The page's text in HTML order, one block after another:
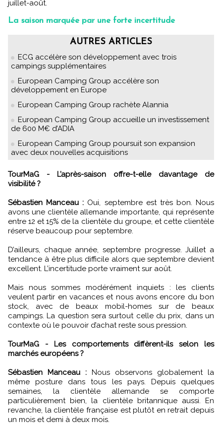
juillet-août.
La saison marquée par une forte incertitude
AUTRES ARTICLES
ECG accélère son développement avec trois
campings supplémentaires
European Camping Group accélère son
développement en Europe
European Camping Group rachète Alannia
European Camping Group accueille un investissement
de 600 M€ d’ADIA
European Camping Group poursuit son expansion
avec deux nouvelles acquisitions
TourMaG - L’après-saison offre-t-elle davantage de
visibilité ?
Sébastien Manceau : Oui, septembre est très bon. Nous
avons une clientèle allemande importante, qui représente
entre 12 et 15% de la clientèle du groupe, et cette clientèle
réserve beaucoup pour septembre.
D’ailleurs, chaque année, septembre progresse. Juillet a
tendance à être plus difficile alors que septembre devient
excellent. L’incertitude porte vraiment sur août.
Mais nous sommes modérément inquiets : les clients
veulent partir en vacances et nous avons encore du bon
stock, avec de beaux mobil-homes sur de beaux
campings. La question sera surtout celle du prix, dans un
contexte où le pouvoir d’achat reste sous pression.
TourMaG - Les comportements diffèrent-ils selon les
marchés européens ?
Sébastien Manceau : Nous observons globalement la
même posture dans tous les pays. Depuis quelques
semaines, la clientèle allemande se comporte
particulièrement bien, la clientèle britannique aussi. En
revanche, la clientèle française est plutôt en retrait depuis
un mois et demi à deux mois.